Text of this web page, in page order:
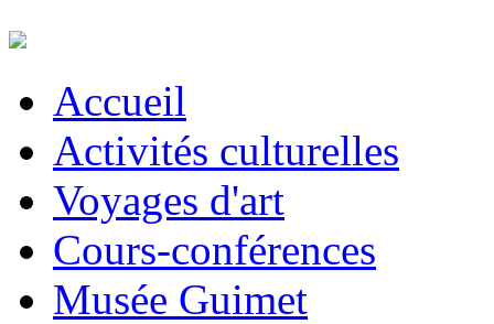
Accueil
Activités culturelles
Voyages d'art
Cours-conférences
Musée Guimet